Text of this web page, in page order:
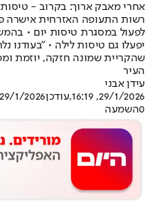
אחרי מאבק ארוך: בקרוב -
רשות התעופה האזרחית אישרה
לפעול במסגרת טיסות יום •
יפעלו גם טיסות לילה • "בעודנו
שהקריית שמונה חזקה, יוזמת
העיר
עידן אבני
29/1/2026, 16:19
,עודכן29/1/2026, 16:21
0השמעה